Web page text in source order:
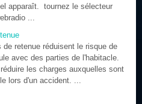
apparaît. tournez le sélecteur
...
retenue réduisent le risque de
avec des parties de l'habitacle.
les charges auxquelles sont
lors d'un accident. ...